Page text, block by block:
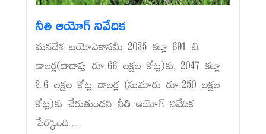
నీతి ఆయోగ్‌ నివేదిక
మనదేశ బయోఎకానమీ 2035 కల్లా 691 బి.
డాలర్ల(దాదాపు రూ.66 లక్షల కోట్ల)కు, 2047 కల్లా
2.6 లక్షల కోట్ల డాలర్ల (సుమారు రూ.250 లక్షల
కోట్ల)కు చేరుతుందని నీతి ఆయోగ్‌ నివేదిక
పేర్కొంది....